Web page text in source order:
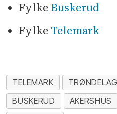
Fylke Buskerud
Fylke Telemark
TELEMARK TRØNDELAG
BUSKERUD
AKERSHUS